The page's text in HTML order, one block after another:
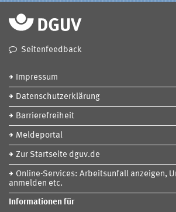
Seitenfeedback
Impressum
Datenschutzerklärung
Barrierefreiheit
Meldeportal
Zur Startseite dguv.de
Online-Services: Arbeitsunfall anzeigen,
anmelden etc.
Informationen für